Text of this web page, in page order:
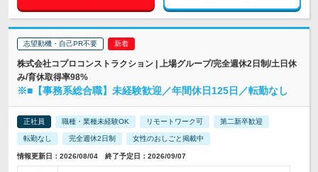
志望動機・自己PR不要
株式会社コプロコンストラクション | 上場グループ/完全週休2日制/土日休
み/育休取得率98%
※■【事務系総合職】未経験歓迎／年間休日125日／転勤なし
正社員 職種・業種未経験OK リモートワーク可 第二新卒歓迎
転勤なし 完全週休2日制 女性のおしごと掲載中
情報更新日：2026/08/04 終了予定日：2026/09/07